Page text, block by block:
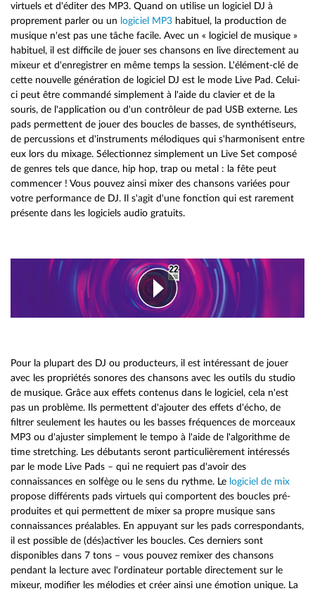
virtuels et d'éditer des MP3. Quand on utilise un logiciel DJ à
proprement parler ou un logiciel MP3 habituel, la production de
musique n'est pas une tâche facile. Avec un « logiciel de musique »
habituel, il est difficile de jouer ses chansons en live directement au
mixeur et d'enregistrer en même temps la session. L'élément-clé de
cette nouvelle génération de logiciel DJ est le mode Live Pad. Celui-
ci peut être commandé simplement à l'aide du clavier et de la
souris, de l'application ou d'un contrôleur de pad USB externe. Les
pads permettent de jouer des boucles de basses, de synthétiseurs,
de percussions et d'instruments mélodiques qui s'harmonisent entre
eux lors du mixage. Sélectionnez simplement un Live Set composé
de genres tels que dance, hip hop, trap ou metal : la fête peut
commencer ! Vous pouvez ainsi mixer des chansons variées pour
votre performance de DJ. Il s'agit d'une fonction qui est rarement
présente dans les logiciels audio gratuits.
Pour la plupart des DJ ou producteurs, il est intéressant de jouer
avec les propriétés sonores des chansons avec les outils du studio
de musique. Grâce aux effets contenus dans le logiciel, cela n'est
pas un problème. Ils permettent d'ajouter des effets d'écho, de
filtrer seulement les hautes ou les basses fréquences de morceaux
MP3 ou d'ajuster simplement le tempo à l'aide de l'algorithme de
time stretching. Les débutants seront particulièrement intéressés
par le mode Live Pads – qui ne requiert pas d'avoir des
connaissances en solfège ou le sens du rythme. Le logiciel de mix
propose différents pads virtuels qui comportent des boucles pré-
produites et qui permettent de mixer sa propre musique sans
connaissances préalables. En appuyant sur les pads correspondants,
il est possible de (dés)activer les boucles. Ces derniers sont
disponibles dans 7 tons – vous pouvez remixer des chansons
pendant la lecture avec l'ordinateur portable directement sur le
mixeur, modifier les mélodies et créer ainsi une émotion unique. La